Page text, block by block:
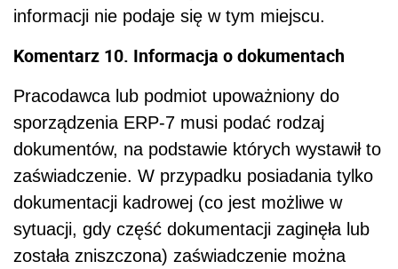
informacji nie podaje się w tym miejscu.
Komentarz 10. Informacja o dokumentach
Pracodawca lub podmiot upoważniony do
sporządzenia ERP-7 musi podać rodzaj
dokumentów, na podstawie których wystawił to
zaświadczenie. W przypadku posiadania tylko
dokumentacji kadrowej (co jest możliwe w
sytuacji, gdy część dokumentacji zaginęła lub
została zniszczona) zaświadczenie można